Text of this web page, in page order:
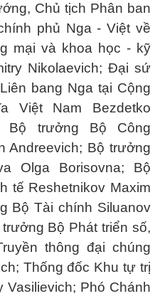
Chủ tịch Phân ban
phủ Nga - Việt về
mại và khoa học - kỹ
Nikolaevich; Đại sứ
bang Nga tại Cộng
Việt Nam Bezdetko
Bộ trưởng Bộ Công
Andreevich; Bộ trưởng
Olga Borisovna; Bộ
tế Reshetnikov Maxim
Bộ Tài chính Siluanov
Bộ Phát triển số,
thông đại chúng
Thống đốc Khu tự trị
Vasilievich; Phó Chánh